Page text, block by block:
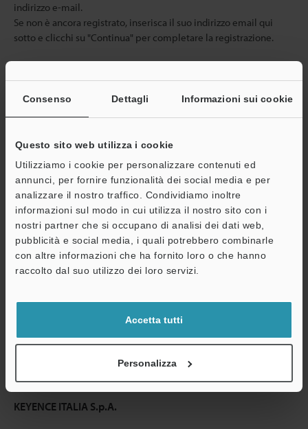
Consenso Dettagli Informazioni sui cookie
Questo sito web utilizza i cookie
Utilizziamo i cookie per personalizzare contenuti ed
annunci, per fornire funzionalità dei social media e per
analizzare il nostro traffico. Condividiamo inoltre
informazioni sul modo in cui utilizza il nostro sito con i
nostri partner che si occupano di analisi dei dati web,
pubblicità e social media, i quali potrebbero combinarle
con altre informazioni che ha fornito loro o che hanno
raccolto dal suo utilizzo dei loro servizi.
Accetta tutti
Personalizza
indirizzo e-mail.
Se non è ancora registrato, inserisca il suo indirizzo email qui
sotto e clicchi su "Continua" per completare la registrazione.
Privacy garantita al 100% - le informazioni personali non saranno
mai condivise.
Dichiarazione sulla privacy
Download istantaneo della documentazione
Una sola registrazione, accesso illimitato
KEYENCE ITALIA S.p.A.